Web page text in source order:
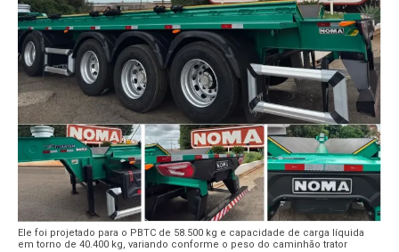
Ele foi projetado para o PBTC de 58.500 kg e capacidade de carga líquida
em torno de 40.400 kg, variando conforme o peso do caminhão trator